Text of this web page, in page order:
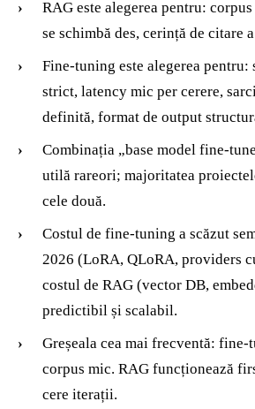
RAG este alegerea pentru:
se schimbă des, cerință de citare
Fine-tuning este alegerea pentru:
strict, latency mic per cerere,
definită, format de output
Combinația „base model fine-
utilă rareori; majoritatea
cele două.
Costul de fine-tuning a scăzut
2026 (LoRA, QLoRA, providers
costul de RAG (vector DB,
predictibil și scalabil.
Greșeala cea mai frecventă: fine-
corpus mic. RAG funcționează
cere iterații.